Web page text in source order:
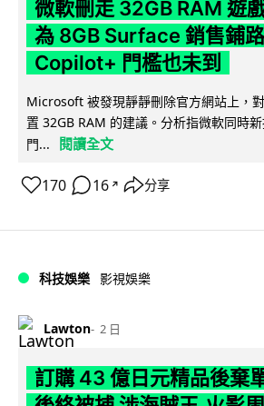
微軟刪走 32GB RAM 遊
為 8GB Surface 銷售鋪
Copilot+ 門檻也未到
Microsoft 被發現靜靜刪除官方網站上，
置 32GB RAM 的建議。分析指微軟同時
門...
閱讀全文
170 16 ↗ 分享
科技娛樂 影視娛樂
Lawton 2 日
訂購 43 億日元精品後棄